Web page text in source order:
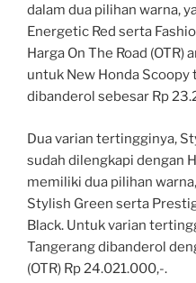
dalam dua pilihan warna,
Energetic Red serta
Harga On The Road (OTR)
untuk New Honda Scoopy
dibanderol sebesar Rp
Dua varian tertingginya,
sudah dilengkapi dengan
memiliki dua pilihan
Stylish Green serta
Black. Untuk varian
Tangerang dibanderol
(OTR) Rp 24.021.000,-.